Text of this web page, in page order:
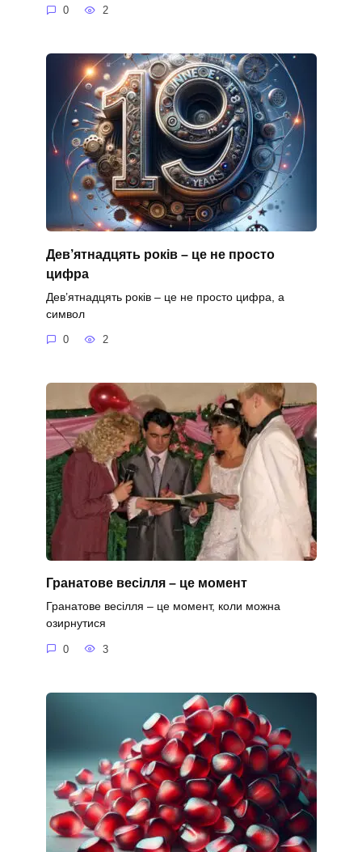
0 2
Дев’ятнадцять років – це не просто
цифра
Дев’ятнадцять років – це не просто цифра, а
символ
0 2
Гранатове весілля – це момент
Гранатове весілля – це момент, коли можна
озирнутися
0 3